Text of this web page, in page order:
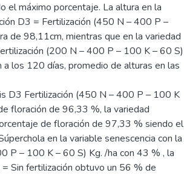
el máximo porcentaje. La altura en la
D3 = Fertilización (450 N – 400 P –
de 98,11cm, mientras que en la variedad
(200 N – 400 P – 100 K – 60 S)
a los 120 días, promedio de alturas en las
D3 Fertilización (450 N – 400 P – 100 K
floración de 96,33 %, la variedad
de floración de 97,33 % siendo el
en la variable senescencia con la
P – 100 K – 60 S) Kg. /ha con 43 % , la
Sin fertilización obtuvo un 56 % de